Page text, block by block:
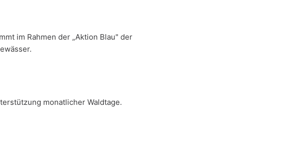
im Rahmen der „Aktion Blau" der
monatlicher Waldtage.